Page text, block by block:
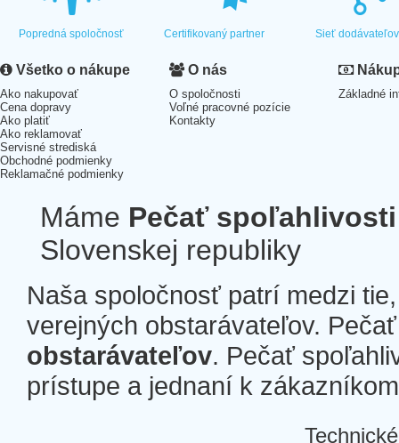
Popredná spoločnosť Certifikovaný partner Sieť dodávateľov
Všetko o nákupe
Ako nakupovať
Cena dopravy
Ako platiť
Ako reklamovať
Servisné strediská
Obchodné podmienky
Reklamačné podmienky
O nás
O spoločnosti
Voľné pracovné pozície
Kontakty
Základné
Máme Pečať spoľahlivosti
Slovenskej republiky
Naša spoločnosť patrí medzi
verejných obstarávateľov.
obstarávateľov. Pečať
prístupe a jednaní k